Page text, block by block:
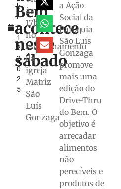
b
r
o
1
2,
2
0
2
5
Bem
acontece
neste
sábado
às
17h,
no
estacionamento
da
igreja
Matriz
São
Luís
Gonzaga
a Ação
Social da
Paróquia
São Luís
Gonzaga
promove
mais uma
edição do
Drive-Thru
do Bem. O
objetivo é
arrecadar
alimentos
não
perecíveis e
produtos de